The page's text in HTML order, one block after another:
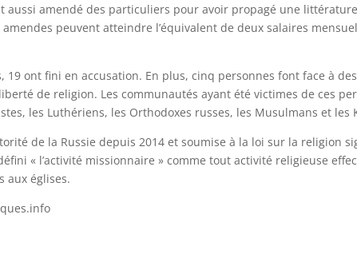
aussi amendé des particuliers pour avoir propagé une
peuvent atteindre l’équivalent de deux salaires
19 ont fini en accusation. En plus, cinq personnes font face à
de religion. Les communautés ayant été victimes de ces
les Luthériens, les Orthodoxes russes, les Musulmans et les
de la Russie depuis 2014 et soumise à la loi sur la religion
« l’activité missionnaire » comme tout activité religieuse
aux églises.